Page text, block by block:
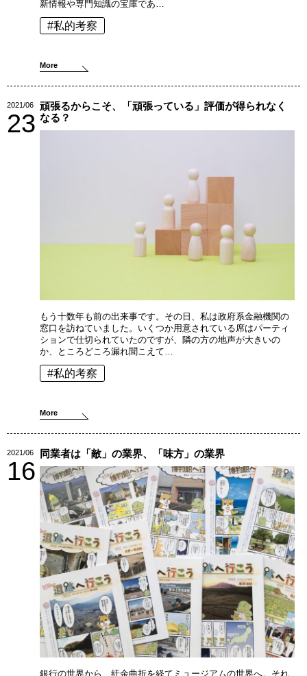
新情報や専門知識の宝庫であ…
#私的考察
More
2021/06
23
頑張るからこそ、「頑張っている」評価が得られなく
なる？
もう十数年も前の出来事です。その日、私は政府系金融機関の
窓口を訪ねていました。いくつか用意されている席はパーティ
ションで仕切られていたのですが、隣の方の地声が大きいの
か、ところどころ漏れ聞こえて…
#私的考察
More
2021/06
16
同業者は「敵」の業界、「味方」の業界
銀行の世界から、紆余曲折を経てミュージアムの世界へ。それ